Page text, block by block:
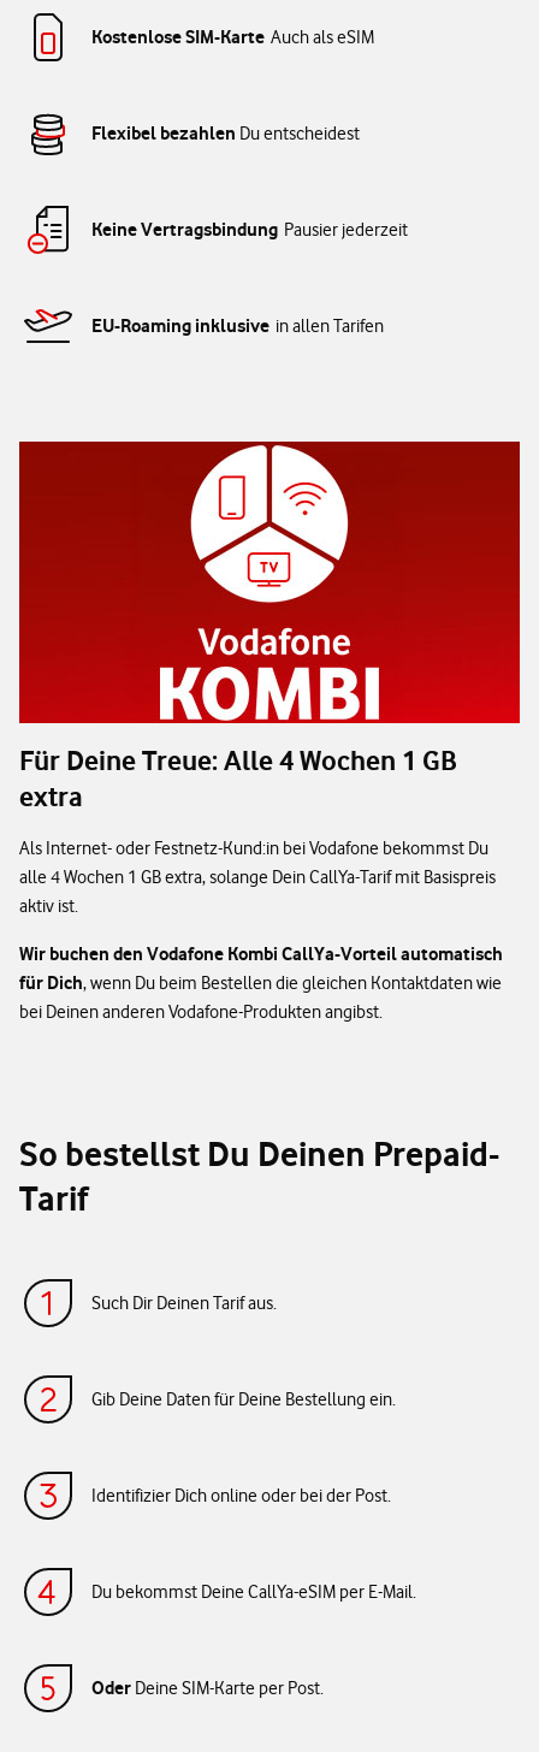
Kostenlose SIM-Karte Auch als eSIM
Flexibel bezahlen Du entscheidest
Keine Vertragsbindung Pausier jederzeit
EU-Roaming inklusive in allen Tarifen
Für Deine Treue: Alle 4 Wochen 1 GB
extra
Als Internet- oder Festnetz-Kund:in bei Vodafone bekommst Du
alle 4 Wochen 1 GB extra, solange Dein CallYa-Tarif mit Basispreis
aktiv ist.
Wir buchen den Vodafone Kombi CallYa-Vorteil automatisch
für Dich, wenn Du beim Bestellen die gleichen Kontaktdaten wie
bei Deinen anderen Vodafone-Produkten angibst.
So bestellst Du Deinen Prepaid-
Tarif
Such Dir Deinen Tarif aus.
Gib Deine Daten für Deine Bestellung ein.
Identifizier Dich online oder bei der Post.
Du bekommst Deine CallYa-eSIM per E-Mail.
Oder Deine SIM-Karte per Post.